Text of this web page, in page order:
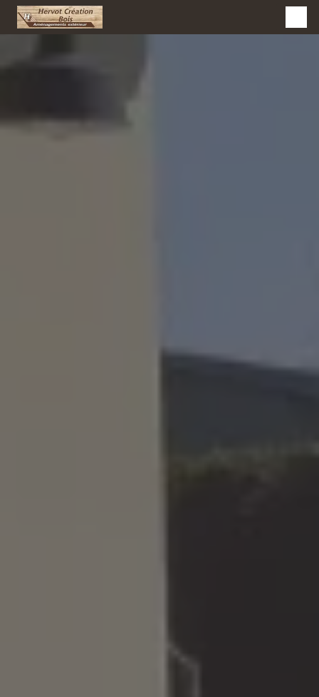
Panneau de gestion des cookies